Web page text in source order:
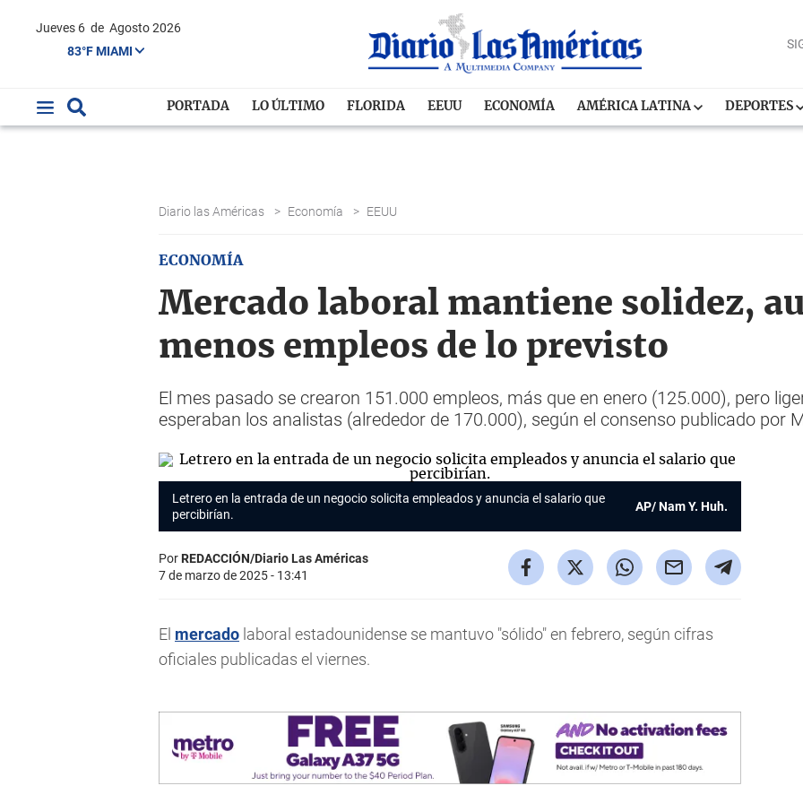
Jueves 6 de Agosto 2026
83°F MIAMI
PORTADA LO ÚLTIMO FLORIDA EEUU ECONOMÍA AMÉRICA LATINA DEPORTES
Diario las Américas > Economía > EEUU
ECONOMÍA
Mercado laboral mantiene solidez,
menos empleos de lo previsto
El mes pasado se crearon 151.000 empleos, más que en enero (125.000), pero
esperaban los analistas (alrededor de 170.000), según el consenso publicado por
Letrero en la entrada de un negocio solicita empleados y anuncia el salario que
percibirían.
AP/ Nam Y. Huh.
PorREDACCIÓN/Diario Las Américas
7 de marzo de 2025 - 13:41
El mercado laboral estadounidense se mantuvo "sólido" en febrero, según cifras
oficiales publicadas el viernes.